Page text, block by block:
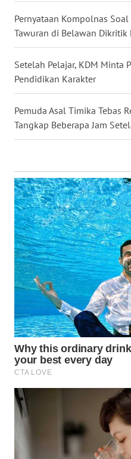
Pernyataan Kompolnas
Tawuran di Belawan Dikritik
Setelah Pelajar, KDM Minta
Pendidikan Karakter
Pemuda Asal Timika Tebas
Tangkap Beberapa Jam
WN
MALUKU
WN
MALUT
WN
DAIRI
DANAU
TOBA
WN
NIAS
WN
LANGKAT
WN
TAPANULI
SELATAN
WN
TANJUNG
WN